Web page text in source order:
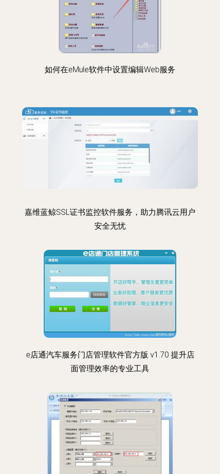
如何在eMule软件中设置编辑Web服务
嘉维蓝鲸SSL证书监控软件服务，助力腾讯云用户
安全无忧
e店通汽车服务门店管理软件官方版 v1.70 提升店
面管理效率的专业工具